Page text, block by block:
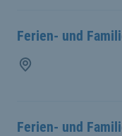
Ferien- und
Ferien- und